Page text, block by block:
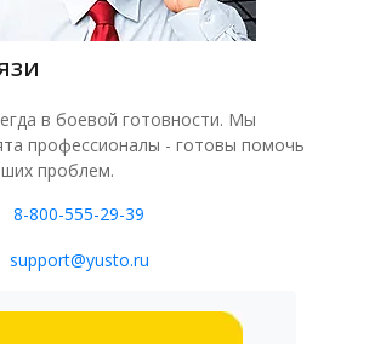
в боевой готовности. Мы
профессионалы - готовы помочь
проблем.
8-800-555-29-39
support@yusto.ru